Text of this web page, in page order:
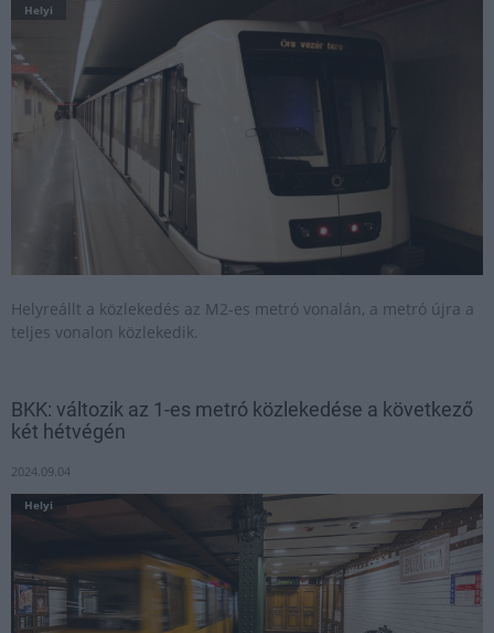
Helyi
Helyreállt a közlekedés az M2-es metró vonalán, a metró újra a
teljes vonalon közlekedik.
BKK: változik az 1-es metró közlekedése a következő
két hétvégén
2024.09.04
Helyi